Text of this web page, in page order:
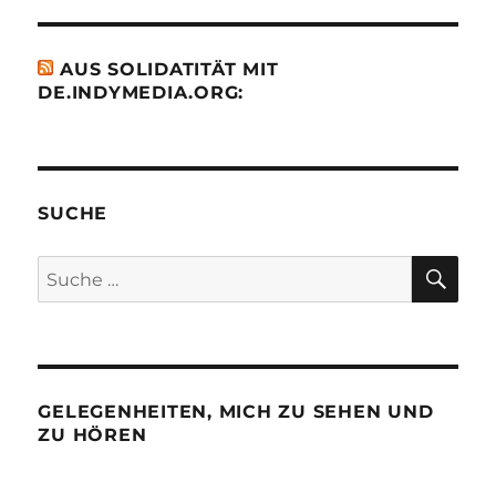
AUS SOLIDATITÄT MIT
DE.INDYMEDIA.ORG:
SUCHE
Suche
nach:
GELEGENHEITEN, MICH ZU SEHEN UND
ZU HÖREN